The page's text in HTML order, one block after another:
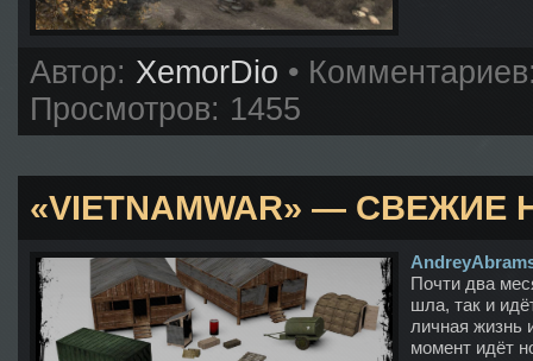
Автор: XemorDio •
Просмотров: 1455
«VIETNAMWAR» —
Почти два
шла, так и
личная жизнь
момент идёт